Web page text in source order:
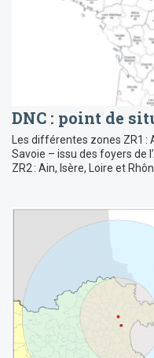
DNC : point de
Les différentes zones ZR1 :
Savoie – issu des foyers de
ZR2 : Ain, Isère, Loire et